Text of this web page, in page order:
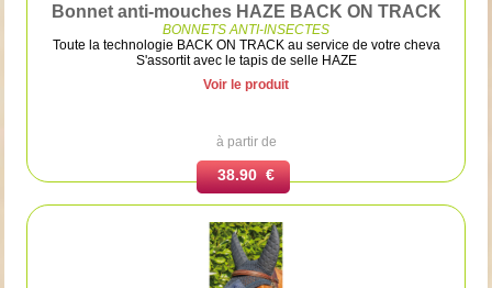
Bonnet anti-mouches HAZE BACK ON TRACK
BONNETS ANTI-INSECTES
Toute la technologie BACK ON TRACK au service de votre cheva
S'assortit avec le tapis de selle HAZE
Voir le produit
à partir de
38.90 €